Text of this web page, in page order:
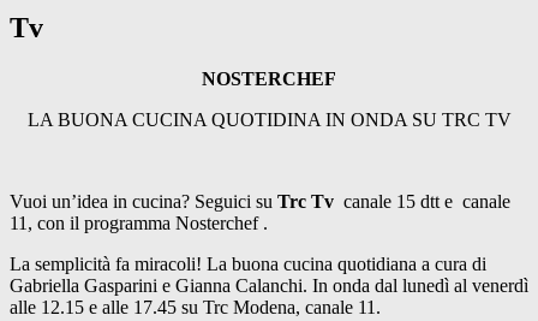
Tv
NOSTERCHEF
LA BUONA CUCINA QUOTIDINA IN ONDA SU TRC TV
Vuoi un’idea in cucina? Seguici su Trc Tv canale 15 dtt e canale
11, con il programma Nosterchef .
La semplicità fa miracoli! La buona cucina quotidiana a cura di
Gabriella Gasparini e Gianna Calanchi. In onda dal lunedì al venerdì
alle 12.15 e alle 17.45 su Trc Modena, canale 11.